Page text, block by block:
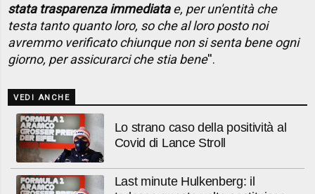
stata trasparenza immediatae, per un'entità che
testa tanto quanto loro, so che al loro posto noi
avremmo verificato chiunque non si senta bene ogni
giorno, per assicurarci che stia bene''.
VEDI ANCHE
Lo strano caso della positività al
Covid di Lance Stroll
Last minute Hulkenberg: il